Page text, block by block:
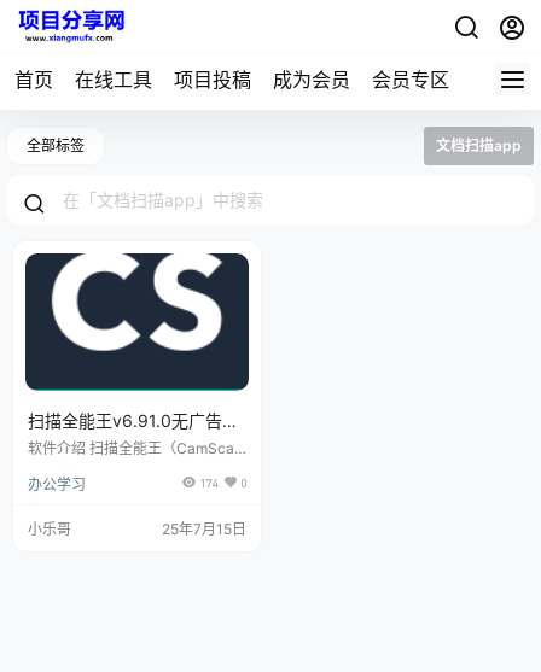
首页 在线工具 项目投稿 成为会员 会员专区
全部标签 文档扫描app
扫描全能王v6.91.0无广告高
级版
软件介绍 扫描全能王（CamScan
全能王是一款集文件扫描、识别翻
编辑、PDF加密、PDF转Word文
办公学习 174 0
小乐哥 25年7月15日